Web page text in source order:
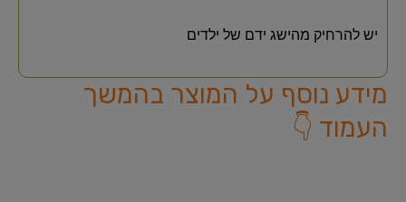
יש להרחיק מהישג ידם של ילדים
מידע נוסף על המוצר בהמשך
העמוד 👇